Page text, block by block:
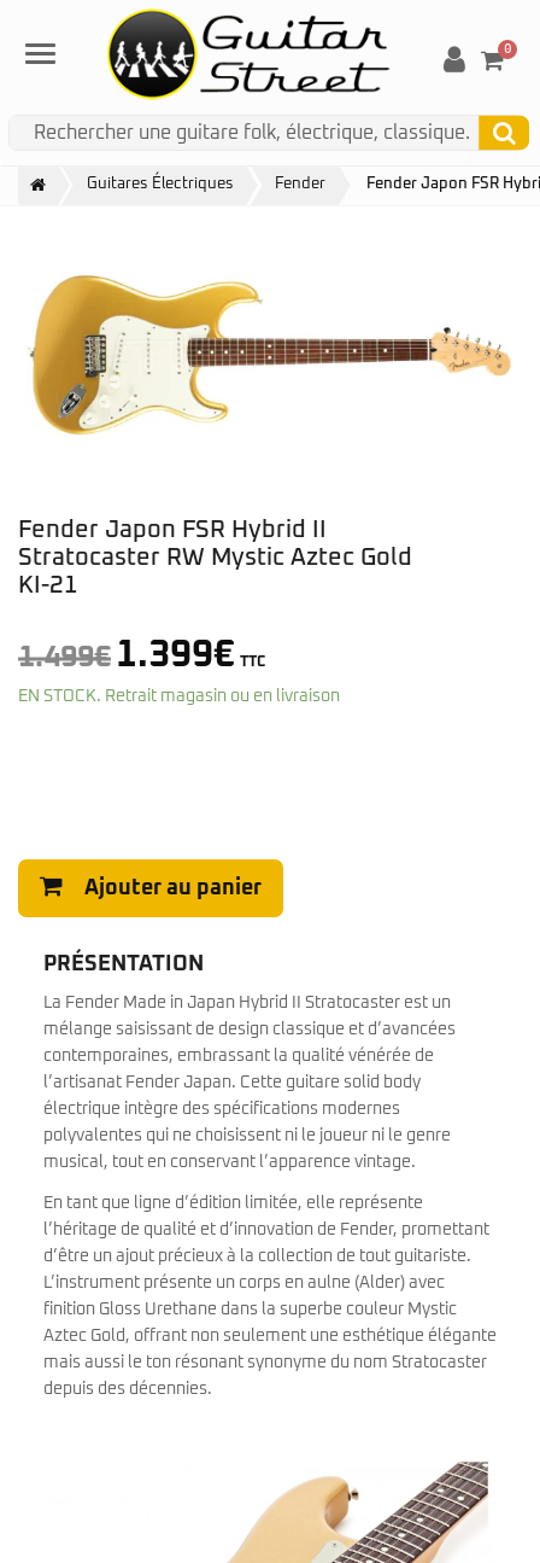
Menu 0
Guitares Électriques Fender Fender Japon FSR
Fender Japon FSR Hybrid II
Stratocaster RW Mystic Aztec Gold
KI-21
1.499€
Le
prix
initial
1.399€ prix
actuel
TTC
EN STOCK. Retrait magasin ou en livraison
Ajouter au panier
PRÉSENTATION
La Fender Made in Japan Hybrid II Stratocaster est un
mélange saisissant de design classique et d’avancées
contemporaines, embrassant la qualité vénérée de
l’artisanat Fender Japan. Cette guitare solid body
électrique intègre des spécifications modernes
polyvalentes qui ne choisissent ni le joueur ni le genre
musical, tout en conservant l’apparence vintage.
En tant que ligne d’édition limitée, elle représente
l’héritage de qualité et d’innovation de Fender, promettant
d’être un ajout précieux à la collection de tout guitariste.
L’instrument présente un corps en aulne (Alder) avec
finition Gloss Urethane dans la superbe couleur Mystic
Aztec Gold, offrant non seulement une esthétique élégante
mais aussi le ton résonant synonyme du nom Stratocaster
depuis des décennies.